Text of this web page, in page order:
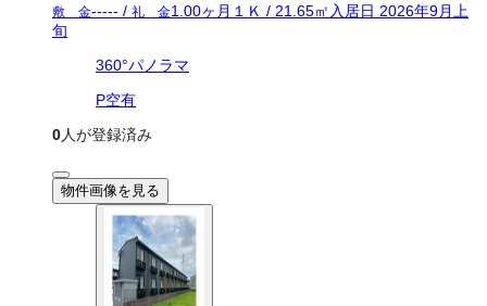
敷 金----- / 礼 金1.00ヶ月 １Ｋ / 21.65㎡ 入居日 2026年9月上
旬
360°パノラマ
P空有
0人が登録済み
物件画像を見る